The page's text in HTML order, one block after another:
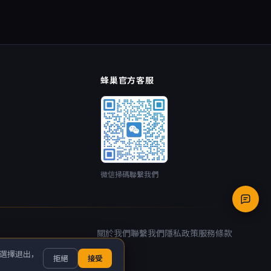
蜂巢官方客服
微信掃碼聯繫我們
關於我們聯繫我們隱私政策服務條款
退出， 拒絕 接受